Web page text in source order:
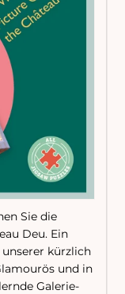
Sie die
Deu. Ein
kürzlich
und in
Galerie-